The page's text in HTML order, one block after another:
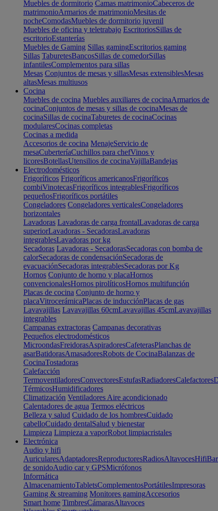
Muebles de dormitorio Camas matrimonioCabeceros de
matrimonioArmarios de matrimonioMesitas de
nocheComodasMuebles de dormitorio juvenil
Muebles de oficina y teletrabajo EscritoriosSillas de
escritorioEstanterías
Muebles de Gaming Sillas gamingEscritorios gaming
Sillas TaburetesBancosSillas de comedorSillas
infantilesComplementos para sillas
Mesas Conjuntos de mesas y sillasMesas extensiblesMesas
altasMesas multiusos
Cocina
Muebles de cocina Muebles auxiliares de cocinaArmarios de
cocinaConjuntos de mesas y sillas de cocinaMesas de
cocinaSillas de cocinaTaburetes de cocinaCocinas
modularesCocinas completas
Cocinas a medida
Accesorios de cocina MenajeServicio de
mesaCuberteríaCuchillos para chefVinos y
licoresBotellasUtensilios de cocinaVajillaBandejas
Electrodomésticos
Frigoríficos Frigoríficos americanosFrigoríficos
combiVinotecasFrigoríficos integrablesFrigoríficos
pequeñosFrigoríficos portátiles
Congeladores Congeladores verticalesCongeladores
horizontales
Lavadoras Lavadoras de carga frontalLavadoras de carga
superiorLavadoras - SecadorasLavadoras
integrablesLavadoras por kg
Secadoras Lavadoras - SecadorasSecadoras con bomba de
calorSecadoras de condensaciónSecadoras de
evacuaciónSecadoras integrablesSecadoras por Kg
Hornos Conjunto de horno y placaHornos
convencionalesHornos pirolíticosHornos multifunción
Placas de cocina Conjunto de horno y
placaVitrocerámicaPlacas de inducciónPlacas de gas
Lavavajillas Lavavajillas 60cmLavavajillas 45cmLavavajillas
integrables
Campanas extractoras Campanas decorativas
Pequeños electrodomésticos
MicroondasFreidorasAspiradoresCafeterasPlanchas de
asarBatidorasAmasadoresRobots de CocinaBalanzas de
CocinaTostadoras
Calefacción
TermoventiladoresConvectoresEstufasRadiadoresCalefactores
TérmicosHumidificadores
Climatización Ventiladores Aire acondicionado
Calentadores de agua Termos eléctricos
Belleza y salud Cuidado de los hombresCuidado
cabelloCuidado dentalSalud y bienestar
Limpieza Limpieza a vaporRobot limpiacristales
Electrónica
Audio y hifi
AuricularesAdaptadoresReproductoresRadiosAltavocesHifi
de sonidoAudio car y GPSMicrófonos
Informática
AlmacenamientoTabletsComplementosPortátilesImpresoras
Gaming & streaming Monitores gamingAccesorios
Smart home TimbresCámarasAltavoces